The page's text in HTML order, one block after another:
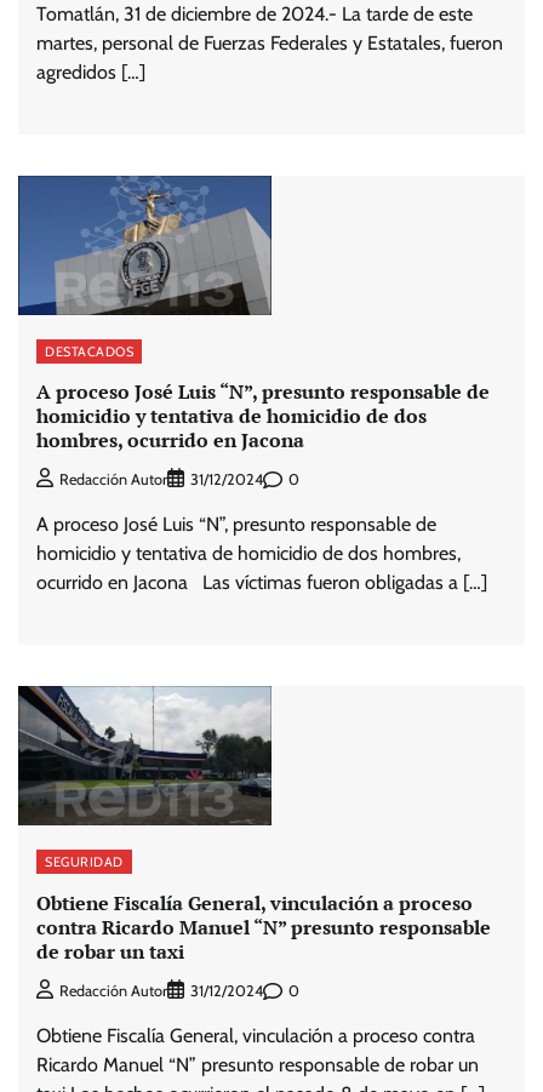
Tomatlán, 31 de diciembre de 2024.- La tarde de este
martes, personal de Fuerzas Federales y Estatales, fueron
agredidos […]
DESTACADOS
A proceso José Luis “N”, presunto responsable de
homicidio y tentativa de homicidio de dos
hombres, ocurrido en Jacona
Redacción Autor 31/12/2024 0
A proceso José Luis “N”, presunto responsable de
homicidio y tentativa de homicidio de dos hombres,
ocurrido en Jacona Las víctimas fueron obligadas a […]
SEGURIDAD
Obtiene Fiscalía General, vinculación a proceso
contra Ricardo Manuel “N” presunto responsable
de robar un taxi
Redacción Autor 31/12/2024 0
Obtiene Fiscalía General, vinculación a proceso contra
Ricardo Manuel “N” presunto responsable de robar un